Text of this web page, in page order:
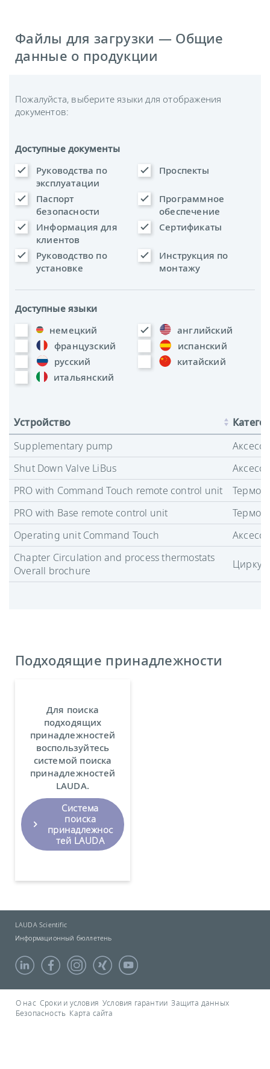
Файлы для загрузки — Общие
данные о продукции
Пожалуйста, выберите языки для отображения
документов:
Доступные документы
Руководства по
эксплуатации
Проспекты
Паспорт
безопасности
Программное
обеспечение
Информация для
клиентов
Сертификаты
Руководство по
установке
Инструкция по
монтажу
Доступные языки
немецкий
английский
французский
испанский
русский
китайский
итальянский
Устройство
Supplementary pump
Shut Down Valve LiBus
PRO with Command Touch remote control unit
PRO with Base remote control unit
Operating unit Command Touch
Chapter Circulation and process thermostats
Overall brochure
Подходящие принадлежности
Для поиска
подходящих
принадлежностей
воспользуйтесь
системой поиска
принадлежностей
LAUDA.
Система
поиска
принадлежнос
тей LAUDA
LAUDA Scientific
Информационный бюллетень
О нас Сроки и условия Условия гарантии Защита данных
Безопасность Карта сайта